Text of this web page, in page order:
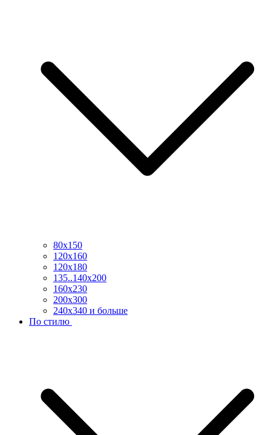
80х150
120х160
120х180
135..140х200
160х230
200х300
240х340 и больше
По стилю